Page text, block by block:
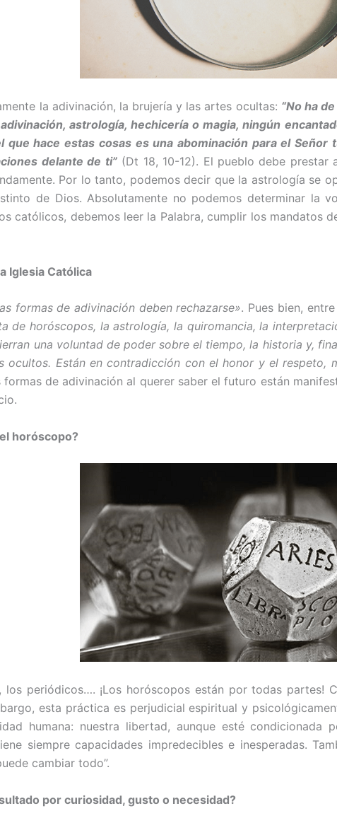
la adivinación, la brujería y las artes ocultas: “No ha
astrología, hechicería o magia, ningún
que hace es­tas cosas es una abominación para el
delante de ti”(Dt 18, 10-12). El pueblo debe prestar
Por lo tanto, pode­mos decir que la astrología se
de Dios. Absolutamente no po­demos determinar la
católicos, debemos leer la Palabra, cumplir los mandatos
Iglesia Católica
formas de adivinación deben rechazarse». Pues bien,
de horósco­pos, la astrología, la quiromancia, la
una voluntad de poder sobre el tiempo, la historia y,
ocultos. Están en contradicción con el honor y el respe­to,
formas de adivinación al querer saber el futuro están
horóscopo?
los periódi­cos…. ¡Los horóscopos están por todas partes!
esta práctica es perjudicial espiritual y
humana: nuestra liber­tad, aunque esté condicionada
siempre capacidades imprede­cibles e inesperadas.
cambiar todo”.
por curiosidad, gusto o necesidad?